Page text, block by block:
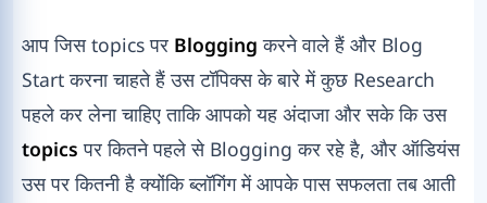
आप जिस topics पर Bloggingकरने वाले हैं और Blog
Start करना चाहते हैं उस टॉपिक्स के बारे में कुछ Research
पहले कर लेना चाहिए ताकि आपको यह अंदाजा और सके कि उस
topicsपर कितने पहले से Blogging कर रहे है, और ऑडियंस
उस पर कितनी है क्योंकि ब्लॉगिंग में आपके पास सफलता तब आती